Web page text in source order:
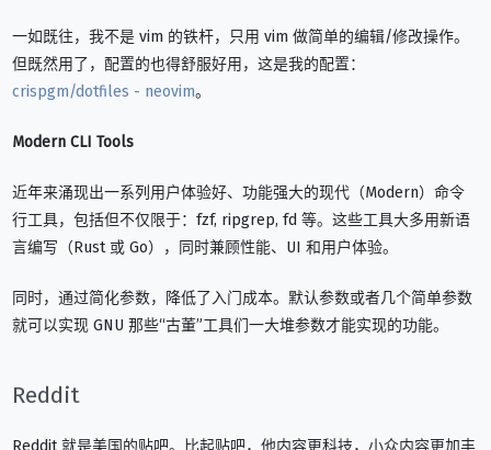
一如既往，我不是 vim 的铁杆，只用 vim 做简单的编辑/修改操作。
但既然用了，配置的也得舒服好用，这是我的配置：
crispgm/dotfiles - neovim。
Modern CLI Tools
近年来涌现出一系列用户体验好、功能强大的现代（Modern）命令
行工具，包括但不仅限于：fzf, ripgrep, fd 等。这些工具大多用新语
言编写（Rust 或 Go），同时兼顾性能、UI 和用户体验。
同时，通过简化参数，降低了入门成本。默认参数或者几个简单参数
就可以实现 GNU 那些“古董”工具们一大堆参数才能实现的功能。
Reddit
Reddit 就是美国的贴吧。比起贴吧，他内容更科技，小众内容更加丰